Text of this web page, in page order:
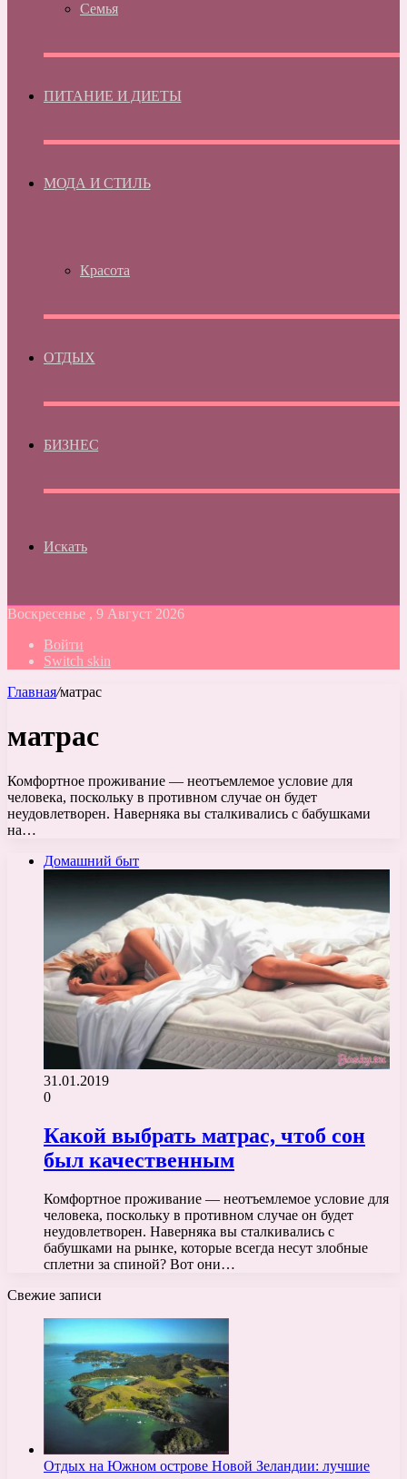
Семья
ПИТАНИЕ И ДИЕТЫ
МОДА И СТИЛЬ
Красота
ОТДЫХ
БИЗНЕС
Искать
Воскресенье , 9 Август 2026
Войти
Switch skin
Главная/матрас
матрас
Комфортное проживание — неотъемлемое условие для
человека, поскольку в противном случае он будет
неудовлетворен. Наверняка вы сталкивались с бабушками
на…
Домашний быт
31.01.2019
0
Какой выбрать матрас, чтоб сон
был качественным
Комфортное проживание — неотъемлемое условие для
человека, поскольку в противном случае он будет
неудовлетворен. Наверняка вы сталкивались с
бабушками на рынке, которые всегда несут злобные
сплетни за спиной? Вот они…
Свежие записи
Отдых на Южном острове Новой Зеландии: лучшие